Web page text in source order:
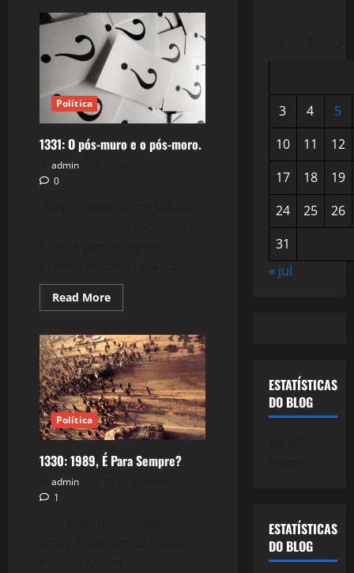
Política
1331: O pós-muro e o pós-moro.
admin
0
Read MoreRead
more
O
pós-
muro
e
o
pós-
moro.
Política
1330: 1989, É Para Sempre?
admin
1
3 4
5
10
11
12
17
18
19
24
25
26
31
« jul
ESTATÍSTICAS
DO BLOG
ESTATÍSTICAS
DO BLOG